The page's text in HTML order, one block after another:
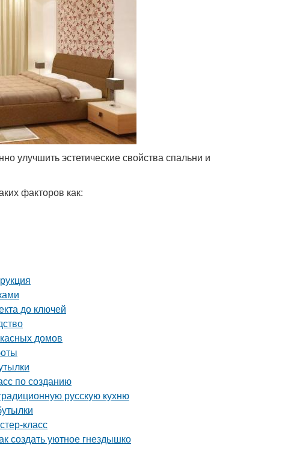
улучшить эстетические свойства спальни и
факторов как:
до ключей
домов
по созданию
русскую кухню
класс
создать уютное гнездышко